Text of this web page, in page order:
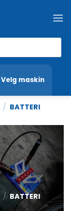
Velg maskin
/ BATTERI
/ BATTERI